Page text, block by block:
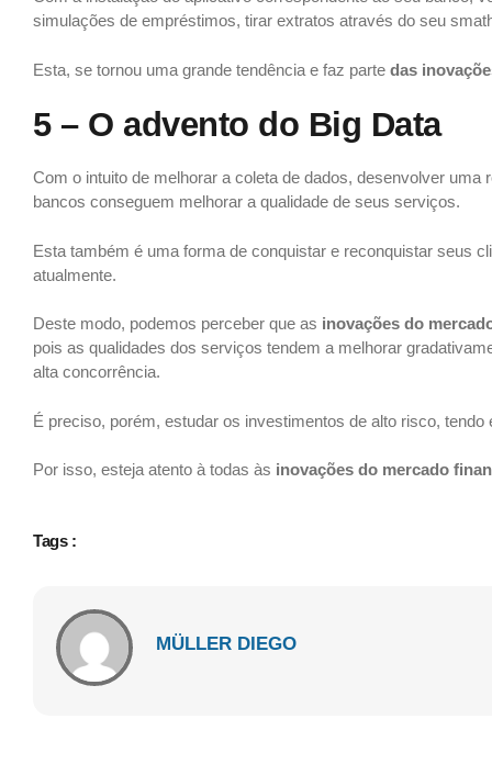
simulações de empréstimos, tirar extratos através do seu
Esta, se tornou uma grande tendência e faz parte das
5 – O advento do Big Data
Com o intuito de melhorar a coleta de dados, desenvolver
bancos conseguem melhorar a qualidade de seus serviços.
Esta também é uma forma de conquistar e reconquistar seus
atualmente.
Deste modo, podemos perceber que as inovações do
pois as qualidades dos serviços tendem a melhorar
alta concorrência.
É preciso, porém, estudar os investimentos de alto risco,
Por isso, esteja atento à todas às inovações do mercado
Tags :
MÜLLER DIEGO